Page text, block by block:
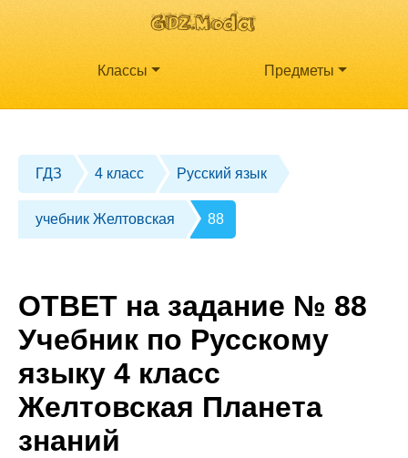
Классы Предметы
ГДЗ 4 класс Русский язык
учебник Желтовская 88
ОТВЕТ на задание № 88
Учебник по Русскому
языку 4 класс
Желтовская Планета
знаний